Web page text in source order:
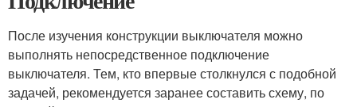
После изучения конструкции выключателя можно
выполнять непосредственное подключение
выключателя. Тем, кто впервые столкнулся с подобной
задачей, рекомендуется заранее составить схему, по